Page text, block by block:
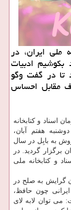
ملی ایران، در
ادبیات
تا در گفت وگو
مقابل احساس
اسناد و كتابخانه
هفتم آبان،
به بابِل در سال
برگزار گردید. در
و كتابخانه ملی
گرایش به صلح در
چون حافظ،
می توان لابه لای